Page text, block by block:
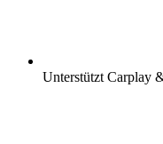
Unterstützt Carplay